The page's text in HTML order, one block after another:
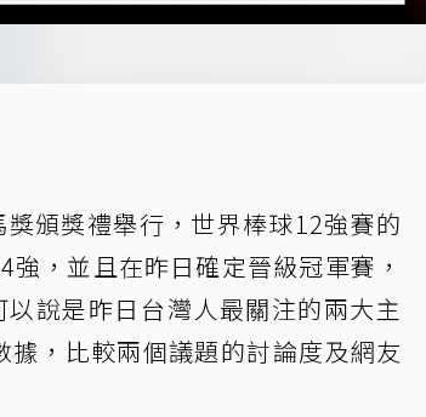
頒獎禮舉行，世界棒球12強賽的
，並且在昨日確定晉級冠軍賽，
說是昨日台灣人最關注的兩大主
，比較兩個議題的討論度及網友